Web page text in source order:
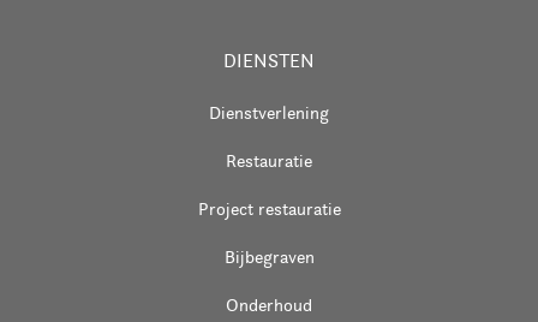
DIENSTEN
Dienstverlening
Restauratie
Project restauratie
Bijbegraven
Onderhoud